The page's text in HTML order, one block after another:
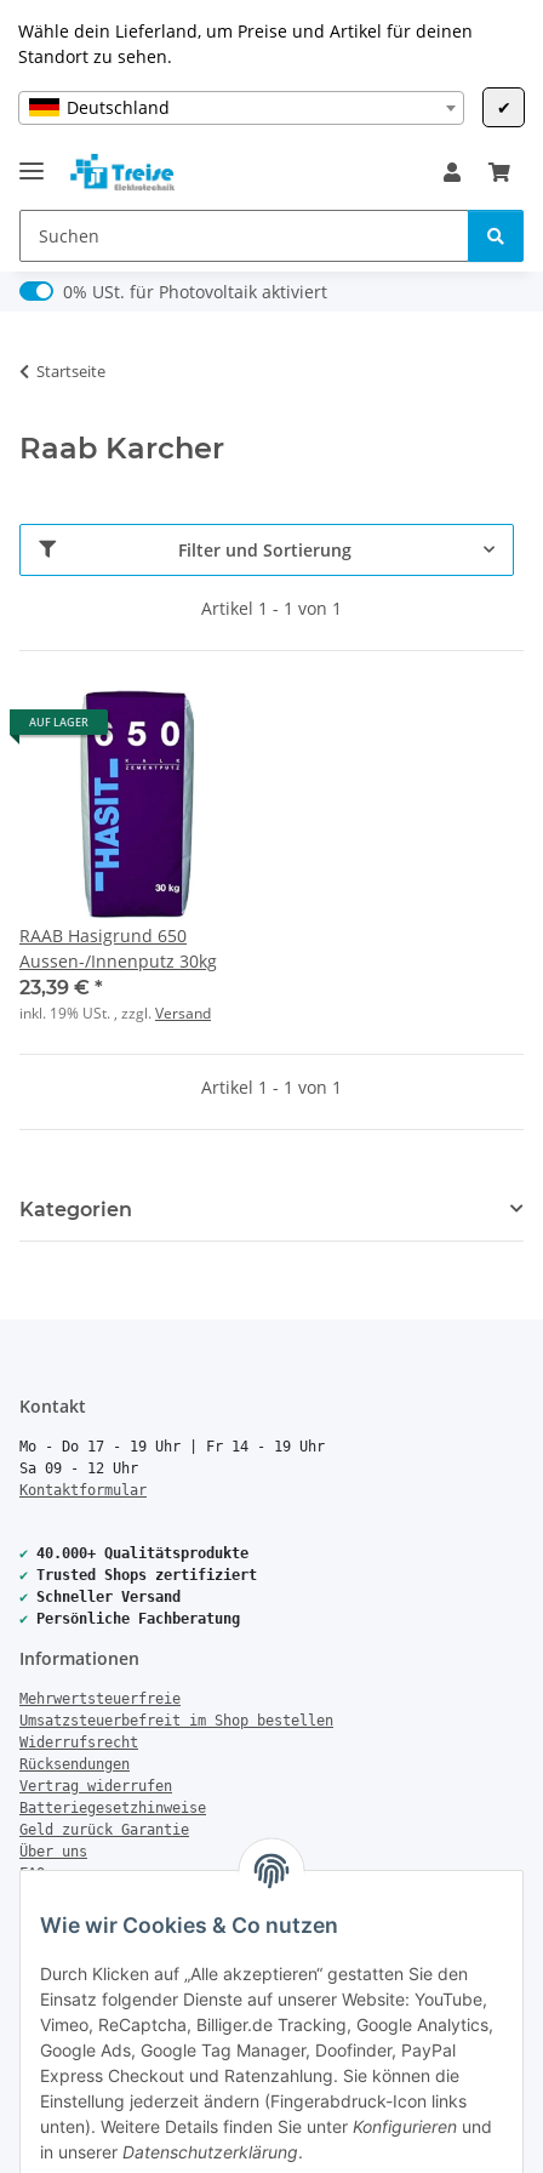
Wie wir Cookies & Co nutzen
Durch Klicken auf „Alle akzeptieren“ gestatten Sie den
Einsatz folgender Dienste auf unserer Website: YouTube,
Vimeo, ReCaptcha, Billiger.de Tracking, Google Analytics,
Google Ads, Google Tag Manager, Doofinder, PayPal
Express Checkout und Ratenzahlung. Sie können die
Einstellung jederzeit ändern (Fingerabdruck-Icon links
unten). Weitere Details finden Sie unter Konfigurieren und
in unserer Datenschutzerklärung.
Wähle dein Lieferland, um Preise und Artikel für deinen
Standort zu sehen.
Deutschland ✔
0% USt. für Photovoltaik (§ 12 Abs. 3 UStG)
0% USt. für Photovoltaik aktiviert
Startseite
Raab Karcher
Filter und Sortierung
Artikel 1 - 1 von 1
AUF LAGER
RAAB Hasigrund 650
Aussen-/Innenputz 30kg
23,39 € *
inkl. 19% USt. , zzgl.Versand
Artikel 1 - 1 von 1
Kategorien
Kontakt
Mo - Do 17 - 19 Uhr | Fr 14 - 19 Uhr
Sa 09 - 12 Uhr
Kontaktformular
✔ 40.000+ Qualitätsprodukte
✔ Trusted Shops zertifiziert
✔ Schneller Versand
✔ Persönliche Fachberatung
Informationen
Mehrwertsteuerfreie
Umsatzsteuerbefreit im Shop bestellen
Widerrufsrecht
Rücksendungen
Vertrag widerrufen
Batteriegesetzhinweise
Geld zurück Garantie
Über uns
FAQ
Zahlung & Versand
Versandinformationen
Sonstiges